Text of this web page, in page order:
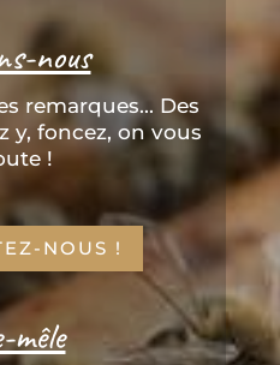
nous
remarques... Des
y, foncez, on vous
!
NOUS !
mêle